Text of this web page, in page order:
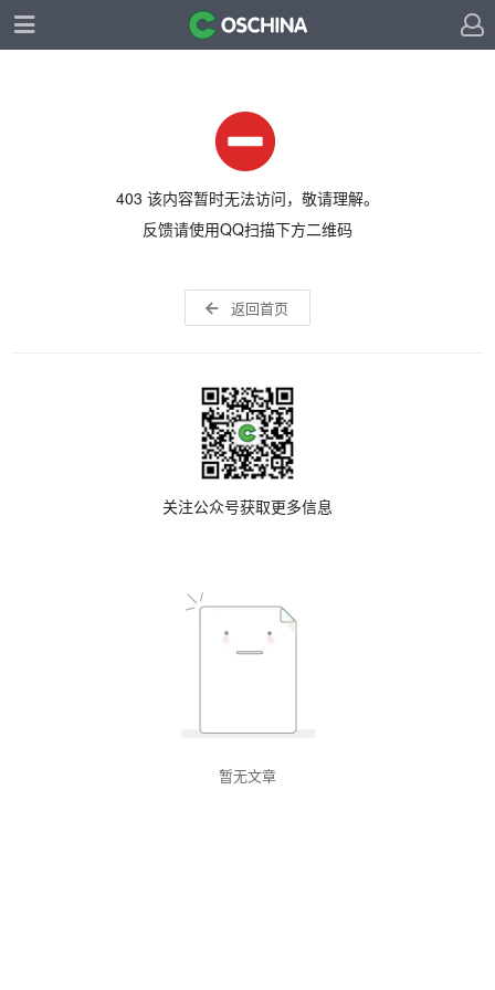
403 该内容暂时无法访问，敬请理解。
反馈请使用QQ扫描下方二维码
返回首页
关注公众号获取更多信息
暂无文章